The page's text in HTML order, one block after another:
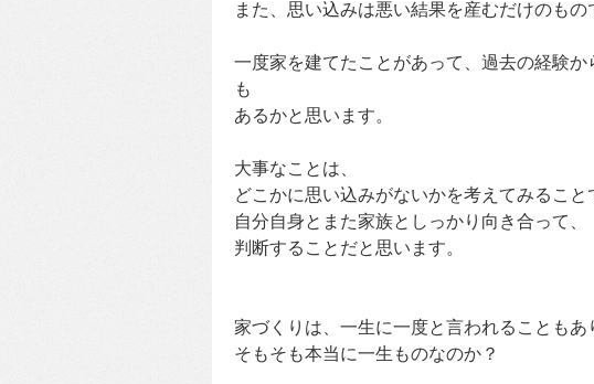
また、思い込みは悪い結果を産むだけのもの
一度家を建てたことがあって、過去の経験
も
あるかと思います。
大事なことは、
どこかに思い込みがないかを考えてみること
自分自身とまた家族としっかり向き合って、
判断することだと思います。
家づくりは、一生に一度と言われることもあ
そもそも本当に一生ものなのか？